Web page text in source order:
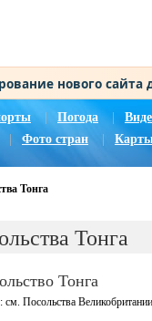
нового
Погода |
Фото стран
Тонга
Тонга
Тонга
см. Посольства Великобритании